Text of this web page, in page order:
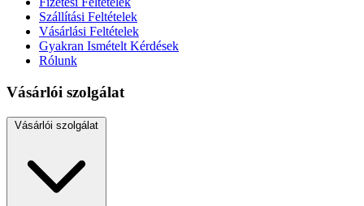
Szállítási Feltételek
Vásárlási Feltételek
Gyakran Ismételt Kérdések
Rólunk
Vásárlói szolgálat
Vásárlói szolgálat